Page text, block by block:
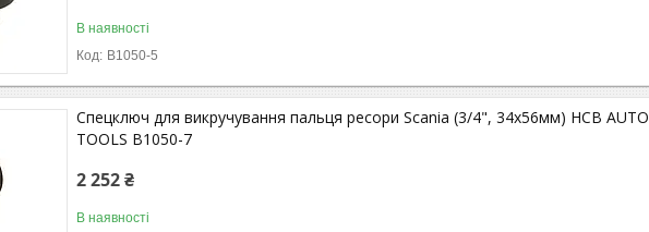
В наявності
B1050-5
Спецключ для викручування пальця ресори Scania (3/4", 34х56мм) HCB AUTO
TOOLS B1050-7
2 252 ₴
В наявності